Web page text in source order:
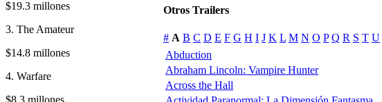
$19.3 millones
3. The Amateur
$14.8 millones
4. Warfare
$8.3 millones
Otros Trailers
# A B C D E F G H I J K L M N O P Q R S T U
Abduction
Abraham Lincoln: Vampire Hunter
Across the Hall